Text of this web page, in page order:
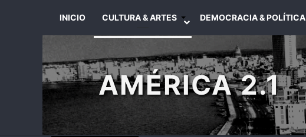
INICIO CULTURA & ARTES DEMOCRACIA & POLÍTICA
AMÉRICA 2.1